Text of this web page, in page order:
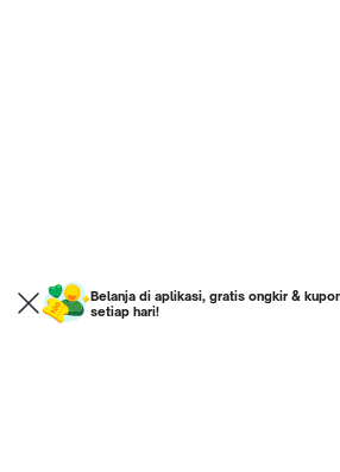
Belanja di aplikasi, gratis ongkir &
setiap hari!